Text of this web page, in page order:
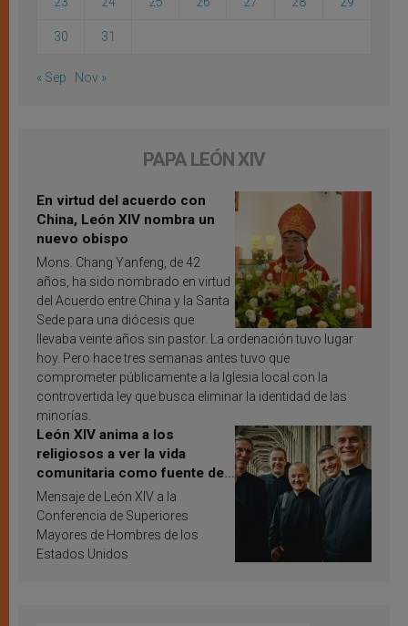
30 31
« Sep Nov »
PAPA LEÓN XIV
En virtud del acuerdo con
China, León XIV nombra un
nuevo obispo
Mons. Chang Yanfeng, de 42
años, ha sido nombrado en virtud
del Acuerdo entre China y la Santa
Sede para una diócesis que
llevaba veinte años sin pastor. La ordenación tuvo lugar
hoy. Pero hace tres semanas antes tuvo que
comprometer públicamente a la Iglesia local con la
controvertida ley que busca eliminar la identidad de las
minorías.
León XIV anima a los
religiosos a ver la vida
comunitaria como fuente de
inspiración y santificación
Mensaje de León XIV a la
Conferencia de Superiores
Mayores de Hombres de los
Estados Unidos